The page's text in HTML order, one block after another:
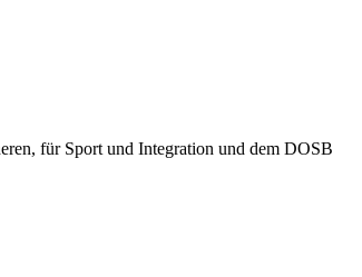
für Sport und Integration und dem DOSB